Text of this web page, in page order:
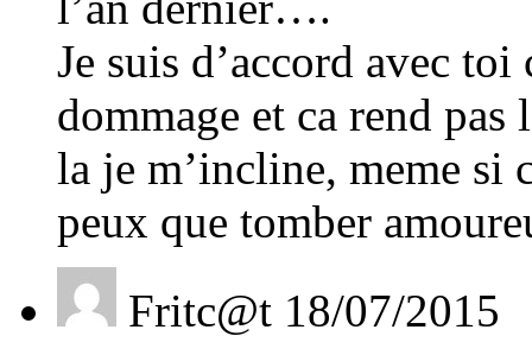
Je suis d’accord avec toi
dommage et ca rend
la je m’incline, meme si
peux que tomber
Fritc@t 18/07/2015